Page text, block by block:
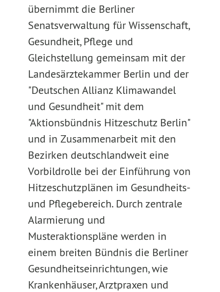
übernimmt die Berliner
Senatsverwaltung für Wissenschaft,
Gesundheit, Pflege und
Gleichstellung gemeinsam mit der
Landesärztekammer Berlin und der
"Deutschen Allianz Klimawandel
und Gesundheit" mit dem
"Aktionsbündnis Hitzeschutz Berlin"
und in Zusammenarbeit mit den
Bezirken deutschlandweit eine
Vorbildrolle bei der Einführung von
Hitzeschutzplänen im Gesundheits-
und Pflegebereich. Durch zentrale
Alarmierung und
Musteraktionspläne werden in
einem breiten Bündnis die Berliner
Gesundheitseinrichtungen, wie
Krankenhäuser, Arztpraxen und